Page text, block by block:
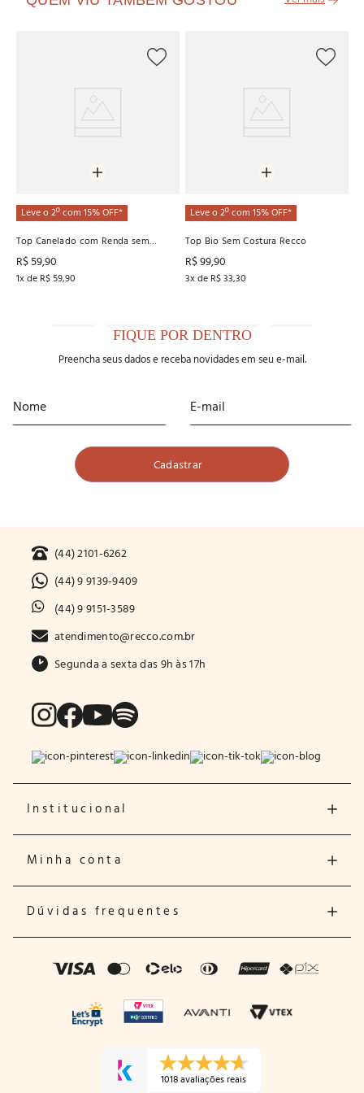
Leve o 2º com 15% OFF*
Top Canelado com Renda sem
Costura Recco
R$59,90
1x de R$59,90
Leve o 2º com 15% OFF*
Top Bio Sem Costura Recco
R$99,90
3x de R$33,30
FIQUE POR DENTRO
Preencha seus dados e receba novidades em seu e-mail.
(44) 2101-6262
(44) 9 9139-9409
(44) 9 9151-3589
atendimento@recco.com.br
Segunda a sexta das 9h às 17h
Institucional
Minha conta
Dúvidas frequentes
1018 avaliações reais